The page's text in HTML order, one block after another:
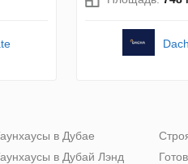
в Дубае
в Дубай Лэнд